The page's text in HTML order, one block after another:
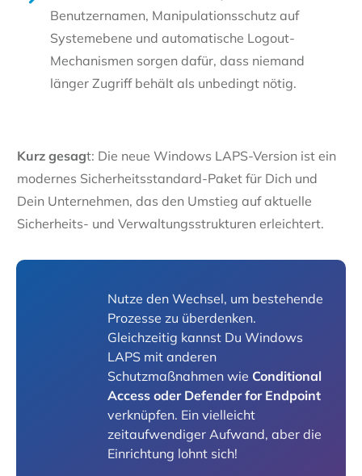
Benutzernamen, Manipulationsschutz auf
Systemebene und automatische Logout-
Mechanismen sorgen dafür, dass niemand
länger Zugriff behält als unbedingt nötig.
Kurz gesagt: Die neue Windows LAPS-Version ist ein
modernes Sicherheitsstandard-Paket für Dich und
Dein Unternehmen, das den Umstieg auf aktuelle
Sicherheits- und Verwaltungsstrukturen erleichtert.
Nutze den Wechsel, um bestehende
Prozesse zu überdenken.
Gleichzeitig kannst Du Windows
LAPS mit anderen
Schutzmaßnahmen wie Conditional
Access oder Defender for Endpoint
verknüpfen. Ein vielleicht
zeitaufwendiger Aufwand, aber die
Einrichtung lohnt sich!